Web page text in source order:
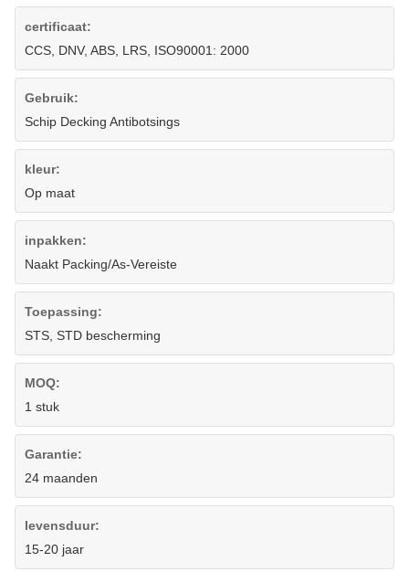
certificaat:
CCS, DNV, ABS, LRS, ISO90001: 2000
Gebruik:
Schip Decking Antibotsings
kleur:
Op maat
inpakken:
Naakt Packing/As-Vereiste
Toepassing:
STS, STD bescherming
MOQ:
1 stuk
Garantie:
24 maanden
levensduur:
15-20 jaar